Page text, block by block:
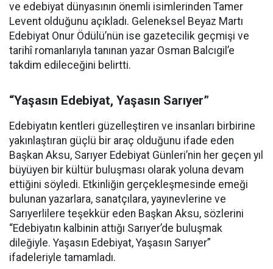
ve edebiyat dünyasının önemli isimlerinden Tamer
Levent olduğunu açıkladı. Geleneksel Beyaz Martı
Edebiyat Onur Ödülü’nün ise gazetecilik geçmişi ve
tarihî romanlarıyla tanınan yazar Osman Balcıgil’e
takdim edileceğini belirtti.
“Yaşasın Edebiyat, Yaşasın Sarıyer”
Edebiyatın kentleri güzelleştiren ve insanları birbirine
yakınlaştıran güçlü bir araç olduğunu ifade eden
Başkan Aksu, Sarıyer Edebiyat Günleri’nin her geçen yıl
büyüyen bir kültür buluşması olarak yoluna devam
ettiğini söyledi. Etkinliğin gerçekleşmesinde emeği
bulunan yazarlara, sanatçılara, yayınevlerine ve
Sarıyerlilere teşekkür eden Başkan Aksu, sözlerini
“Edebiyatın kalbinin attığı Sarıyer’de buluşmak
dileğiyle. Yaşasın Edebiyat, Yaşasın Sarıyer”
ifadeleriyle tamamladı.